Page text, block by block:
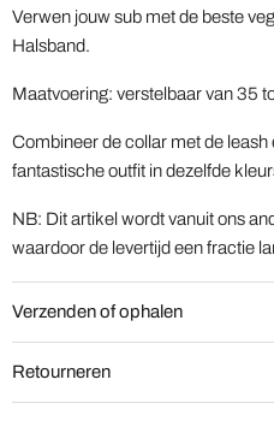
Verwen jouw sub met de beste
Halsband.
Maatvoering: verstelbaar van 35
Combineer de collar met de leash
fantastische outfit in dezelfde
NB: Dit artikel wordt vanuit ons
waardoor de levertijd een fractie
Verzenden of ophalen
Retourneren